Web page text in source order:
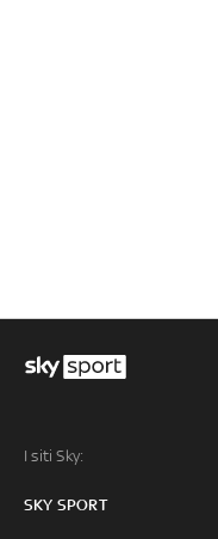
I siti Sky:
SKY SPORT